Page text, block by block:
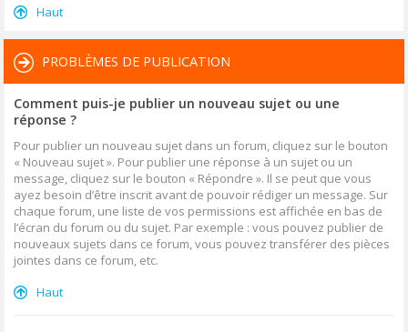
Haut
PROBLÈMES DE PUBLICATION
Comment puis-je publier un nouveau sujet ou une
réponse ?
Pour publier un nouveau sujet dans un forum, cliquez sur le bouton
« Nouveau sujet ». Pour publier une réponse à un sujet ou un
message, cliquez sur le bouton « Répondre ». Il se peut que vous
ayez besoin d’être inscrit avant de pouvoir rédiger un message. Sur
chaque forum, une liste de vos permissions est affichée en bas de
l’écran du forum ou du sujet. Par exemple : vous pouvez publier de
nouveaux sujets dans ce forum, vous pouvez transférer des pièces
jointes dans ce forum, etc.
Haut